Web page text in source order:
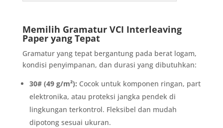
Memilih Gramatur VCI Interleaving
Paper yang Tepat
Gramatur yang tepat bergantung pada berat logam,
kondisi penyimpanan, dan durasi yang dibutuhkan:
30# (49 g/m²): Cocok untuk komponen ringan, part
elektronika, atau proteksi jangka pendek di
lingkungan terkontrol. Fleksibel dan mudah
dipotong sesuai ukuran.